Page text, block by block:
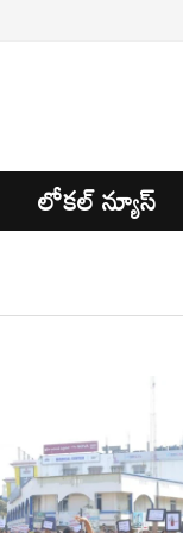
లోకల్ న్యూస్